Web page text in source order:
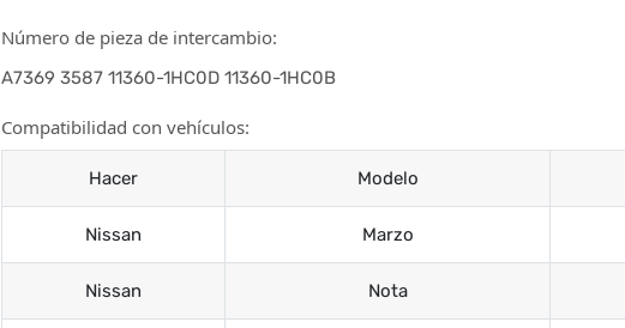
Número de pieza de intercambio:
A7369 3587 11360-1HC0D 11360-1HC0B
Compatibilidad con vehículos:
Hacer Modelo
Nissan Marzo
Nissan Nota